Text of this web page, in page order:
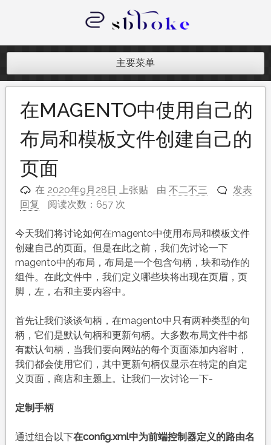
内
记录跨境电商独立站开发遇到的点点
主要菜单
在MAGENTO中使用自己的
布局和模板文件创建自己的
页面
在 2020年9月28日 上张贴 由不二不三
发表
回复
阅读次数：657 次
今天我们将讨论如何在magento中使用布局和模板文件
创建自己的页面。但是在此之前，我们先讨论一下
magento中的布局，布局是一个包含句柄，块和动作的
组件。在此文件中，我们定义哪些块将出现在页眉，页
脚，左，右和主要内容中。
首先让我们谈谈句柄，在magento中只有两种类型的句
柄，它们是默认句柄和更新句柄。大多数布局文件中都
有默认句柄，当我们要向网站的每个页面添加内容时，
我们都会使用它们，其中更新句柄仅显示在特定的自定
义页面，商店和主题上。让我们一次讨论一下-
定制手柄
通过组合以下在config.xml中为前端控制器定义的路由名